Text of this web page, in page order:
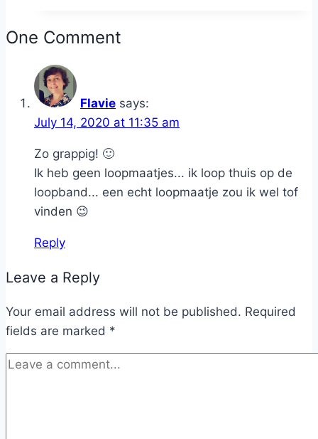
One Comment
Flavie says:
July 14, 2020 at 11:35 am
Zo grappig! 🙂
Ik heb geen loopmaatjes... ik loop thuis op de
loopband... een echt loopmaatje zou ik wel tof
vinden 😉
Reply
Leave a Reply
Your email address will not be published. Required
fields are marked *